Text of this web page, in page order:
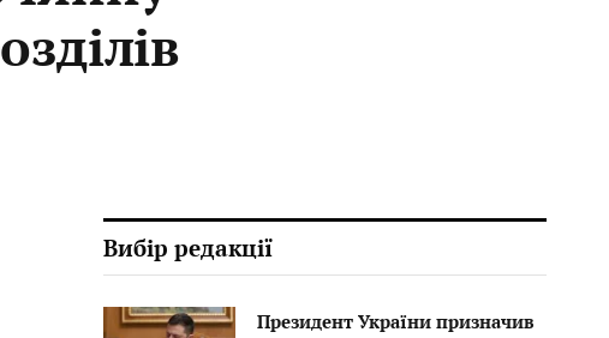
Вибір редакції
Президент України призначив